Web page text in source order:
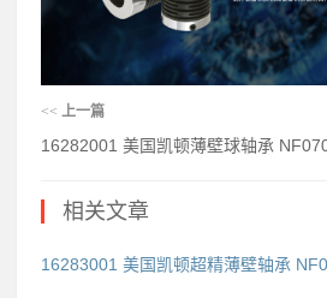
<< 上一篇
16282001 美国凯顿薄壁球轴承
相关文章
16283001 美国凯顿超精薄壁轴承